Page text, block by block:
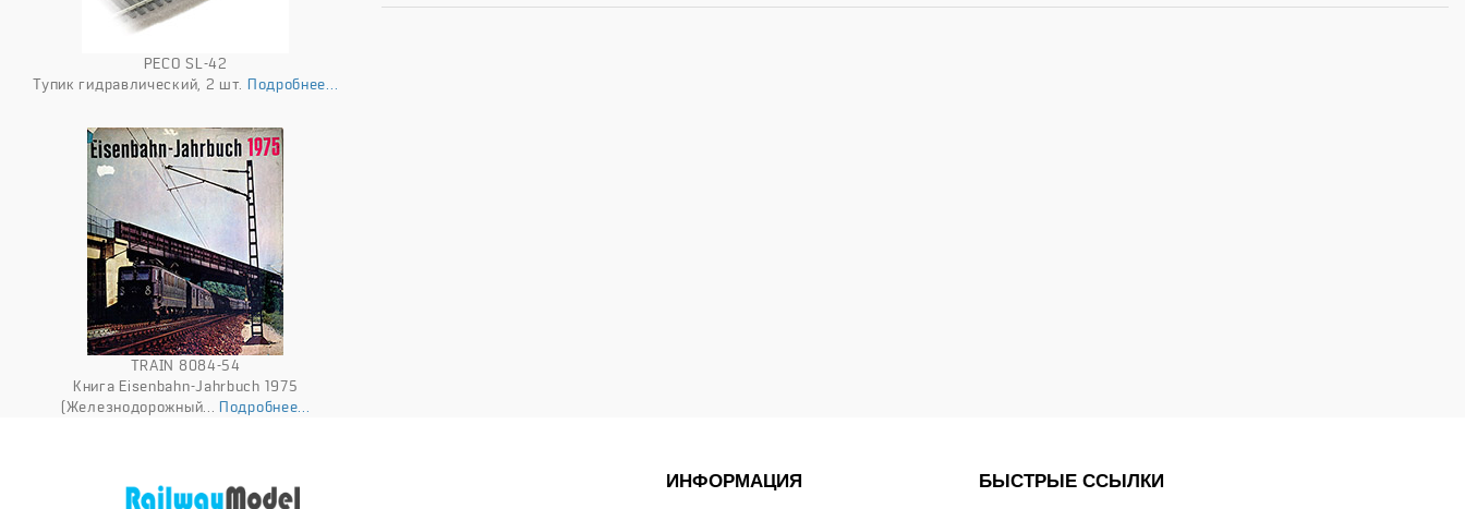
PECO SL-42
Тупик гидравлический, 2 шт. Подробнее...
TRAIN 8084-54
Книга Eisenbahn-Jahrbuch 1975
(Железнодорожный...Подробнее...
ИНФОРМАЦИЯ БЫСТРЫЕ ССЫЛКИ